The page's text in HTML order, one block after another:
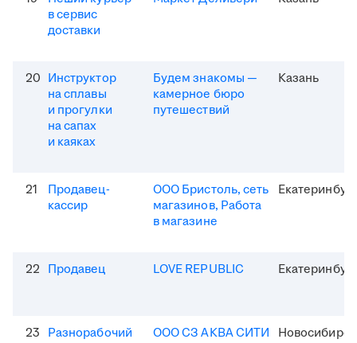
в сервис
доставки
20 Инструктор
на сплавы
и прогулки
на сапах
и каяках
Будем знакомы —
камерное бюро
путешествий
Казань
21
Продавец-
кассир
ООО Бристоль, сеть
магазинов, Работа
в магазине
22 Продавец LOVE REPUBLIC
23 Разнорабочий ООО СЗ АКВА СИТИ Новосибирск